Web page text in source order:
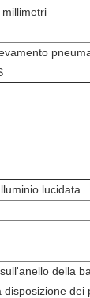
millimetri
lucidata
della
disposizione dei